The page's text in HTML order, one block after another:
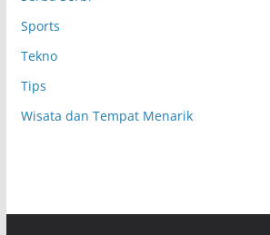
Sports
Tekno
Tips
Wisata dan Tempat Menarik